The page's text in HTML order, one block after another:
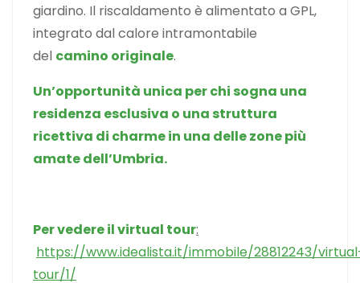
giardino. Il riscaldamento è alimentato a GPL,
integrato dal calore intramontabile
del camino originale.
Un’opportunità unica per chi sogna una
residenza esclusiva o una struttura
ricettiva di charme in una delle zone più
amate dell’Umbria.
Per vedere il virtual tour:
https://www.idealista.it/immobile/28812243/
tour/1/